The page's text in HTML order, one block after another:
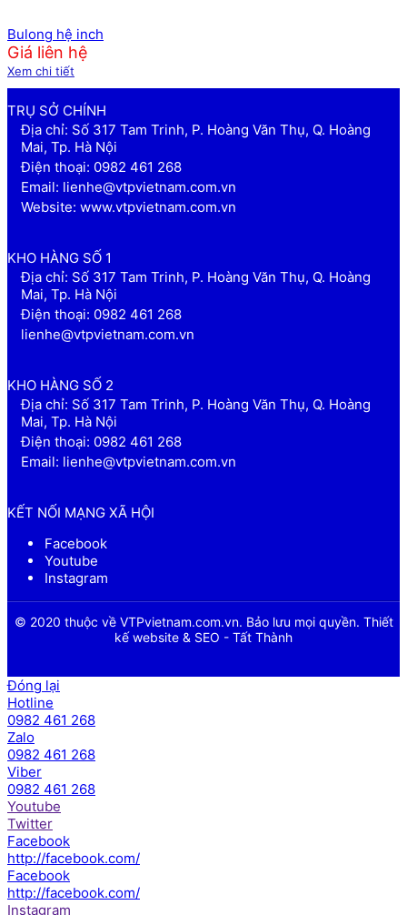
Bulong hệ inch
Giá liên hệ
Xem chi tiết
TRỤ SỞ CHÍNH
Địa chỉ: Số 317 Tam Trinh, P. Hoàng Văn Thụ, Q. Hoàng
Mai, Tp. Hà Nội
Điện thoại: 0982 461 268
Email: lienhe@vtpvietnam.com.vn
Website: www.vtpvietnam.com.vn
KHO HÀNG SỐ 1
Địa chỉ: Số 317 Tam Trinh, P. Hoàng Văn Thụ, Q. Hoàng
Mai, Tp. Hà Nội
Điện thoại: 0982 461 268
lienhe@vtpvietnam.com.vn
KHO HÀNG SỐ 2
Địa chỉ: Số 317 Tam Trinh, P. Hoàng Văn Thụ, Q. Hoàng
Mai, Tp. Hà Nội
Điện thoại: 0982 461 268
Email: lienhe@vtpvietnam.com.vn
KẾT NỐI MẠNG XÃ HỘI
Facebook
Youtube
Instagram
© 2020 thuộc về VTPvietnam.com.vn. Bảo lưu mọi quyền. Thiết
kế website & SEO - Tất Thành
Đóng lại
Hotline
0982 461 268
Zalo
0982 461 268
Viber
0982 461 268
Youtube
Twitter
Facebook
http://facebook.com/
Facebook
http://facebook.com/
Instagram